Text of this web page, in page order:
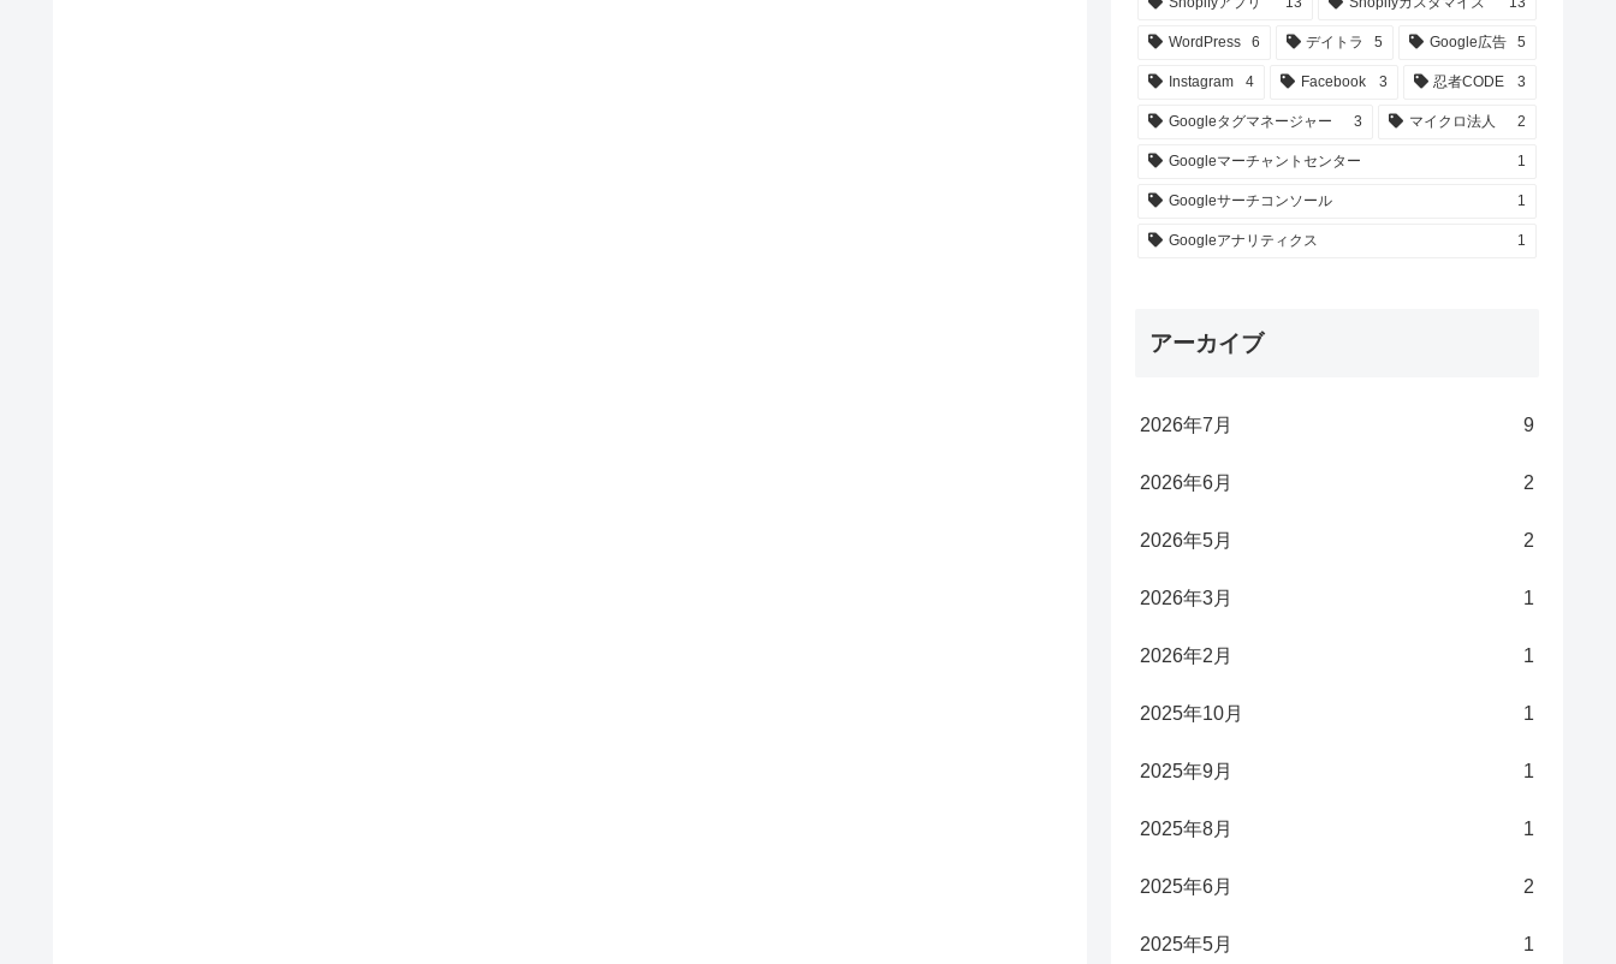
WordPress 6 デイトラ 5 Google広告 5
Instagram 4 Facebook 3 忍者CODE 3
Googleタグマネージャー 3 マイクロ法人 2
Googleマーチャントセンター 1
Googleサーチコンソール 1
Googleアナリティクス 1
アーカイブ
2026年7月 9
2026年6月 2
2026年5月 2
2026年3月 1
2026年2月 1
2025年10月 1
2025年9月 1
2025年8月 1
2025年6月 2
2025年5月 1